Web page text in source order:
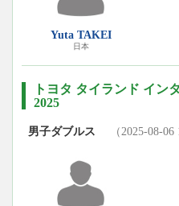
Yuta TAKEI
日本
トヨタ タイランド イン
2025
男子ダブルス （2025-08-06